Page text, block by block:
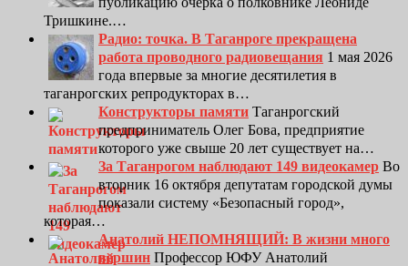
Тришкине.…
Радио: точка. В Таганроге прекращена
работа проводного радиовещания 1 мая 2026
года впервые за многие десятилетия в
таганрогских репродукторах в…
Конструкторы памяти Таганрогский
предприниматель Олег Бова, предприятие
которого уже свыше 20 лет существует на…
За Таганрогом наблюдают 149 видеокамер Во
вторник 16 октября депутатам городской думы
показали систему «Безопасный город»,
которая…
Анатолий НЕПОМНЯЩИЙ: В жизни много
вершин Профессор ЮФУ Анатолий